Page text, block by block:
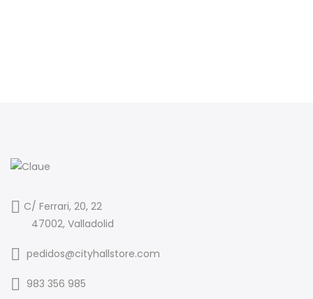
C/ Ferrari, 20, 22
47002, Valladolid
pedidos@cityhallstore.com
983 356 985